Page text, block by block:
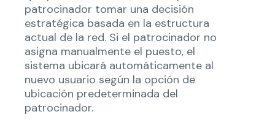
patrocinador tomar una decisión
estratégica basada en la estructura
actual de la red. Si el patrocinador no
asigna manualmente el puesto, el
sistema ubicará automáticamente al
nuevo usuario según la opción de
ubicación predeterminada del
patrocinador.